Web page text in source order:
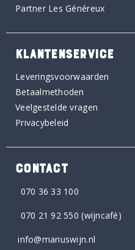
Partner Les Généreux
KLANTENSERVICE
Leveringsvoorwaarden
Betaalmethoden
Veelgestelde vragen
Privacybeleid
CONTACT
070 36 33 100
070 21 92 550 (wijncafé)
info@mariuswijn.nl